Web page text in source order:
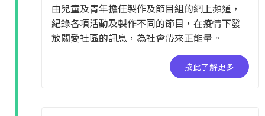
由兒童及青年擔任製作及節目組的網上頻道，
紀錄各項活動及製作不同的節目，在疫情下發
放關愛社區的訊息，為社會帶來正能量。
按此了解更多​​